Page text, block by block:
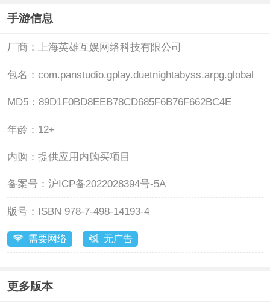
手游信息
厂商： 上海英雄互娱网络科技有限公司
包名： com.panstudio.gplay.duetnightabyss.arpg.global
MD5： 89D1F0BD8EEB78CD685F6B76F662BC4E
年龄： 12+
内购： 提供应用内购买项目
备案号： 沪ICP备2022028394号-5A
版号： ISBN 978-7-498-14193-4
需要网络 无广告
更多版本